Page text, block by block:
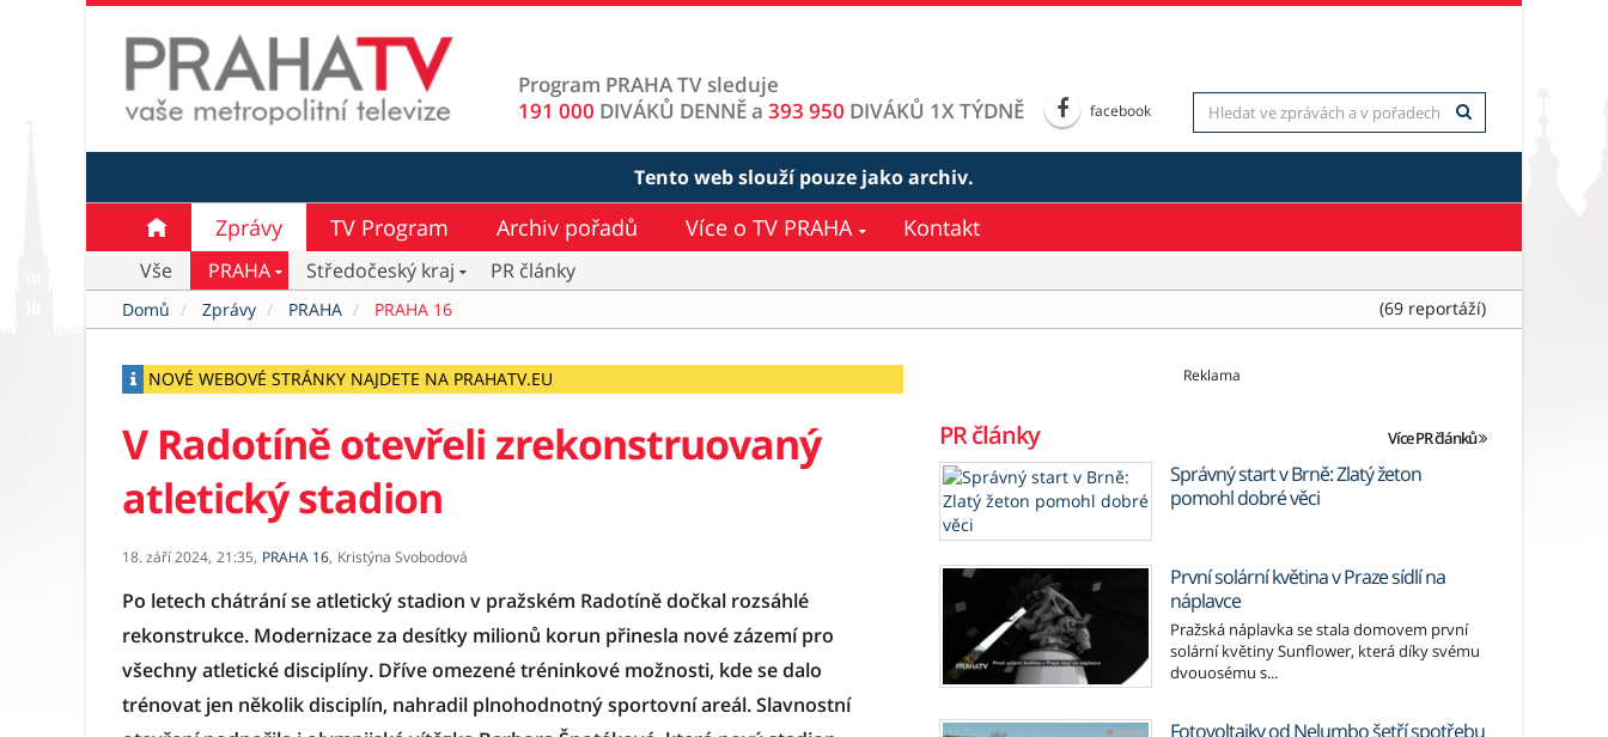
Program PRAHA TV sleduje
191 000 DIVÁKŮ DENNĚ a 393 950 DIVÁKŮ 1X TÝDNĚ facebook
Tento web slouží pouze jako archiv.
Zprávy TV Program Archiv pořadů Více o TV PRAHA Kontakt
Vše PRAHA Středočeský kraj PR články
(69 reportáží)
Domů Zprávy PRAHA PRAHA 16
NOVÉ WEBOVÉ STRÁNKY NAJDETE NA PRAHATV.EU
V Radotíně otevřeli zrekonstruovaný
atletický stadion
18. září 2024, 21:35, PRAHA 16, Kristýna Svobodová
Po letech chátrání se atletický stadion v pražském Radotíně dočkal rozsáhlé
rekonstrukce. Modernizace za desítky milionů korun přinesla nové zázemí pro
všechny atletické disciplíny. Dříve omezené tréninkové možnosti, kde se dalo
trénovat jen několik disciplín, nahradil plnohodnotný sportovní areál. Slavnostní
Reklama
PR články Více PR článků
Správný start v Brně: Zlatý žeton
pomohl dobré věci
První solární květina v Praze sídlí na
náplavce
Pražská náplavka se stala domovem první
solární květiny Sunflower, která díky svému
dvouosému s...
Fotovoltaiky od Nelumbo šetří spotřebu